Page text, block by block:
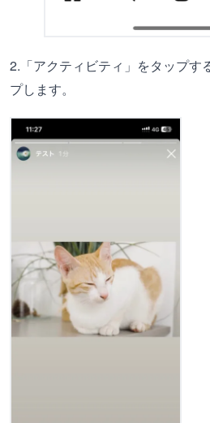
2.「アクティビティ」をタップす
プします。